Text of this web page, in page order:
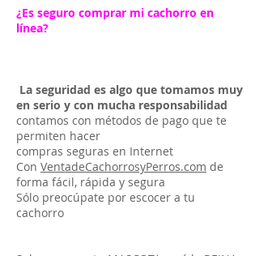
¿Es seguro comprar mi cachorro en
línea?
La seguridad es algo que tomamos muy
en serio y con mucha responsabilidad
contamos con métodos de pago que te
permiten hacer
compras seguras en Internet
Con VentadeCachorrosyPerros.com de
forma fácil, rápida y segura
Sólo preocúpate por escocer a tu
cachorro